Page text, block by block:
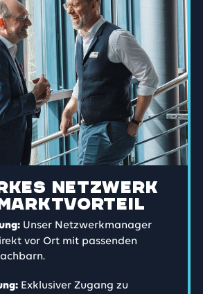
Netzwerk
Unser Netzwerkmanager
vor Ort mit passenden
Exklusiver Zugang zu